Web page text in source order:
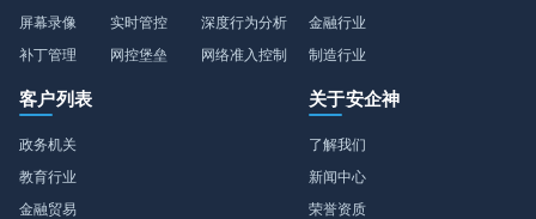
屏幕录像
补丁管理
实时管控
网控堡垒
深度行为分析
网络准入控制
金融行业
制造行业
客户列表
政务机关
教育行业
金融贸易
关于安企神
了解我们
新闻中心
荣誉资质